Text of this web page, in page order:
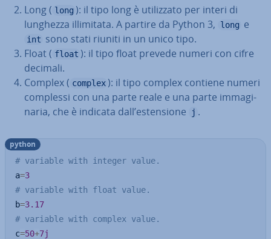
Long ( long ): il tipo long è uti­liz­za­to per interi di
lunghezza il­li­mi­ta­ta. A partire da Python 3,
long e
int sono stati riuniti in un unico tipo.
Float ( float ): il tipo float prevede numeri con cifre
decimali.
Complex ( complex ): il tipo complex contiene numeri
complessi con una parte reale e una parte im­ma­gi­
na­ria, che è indicata dall’esten­sio­ne
j .
# variable with integer value.
a=3
# variable with float value.
b=3.17
# variable with complex value.
c=50+7j
python